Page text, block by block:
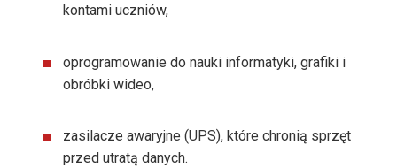
kontami uczniów,
oprogramowanie do nauki informatyki, grafiki i
obróbki wideo,
zasilacze awaryjne (UPS), które chronią sprzęt
przed utratą danych.